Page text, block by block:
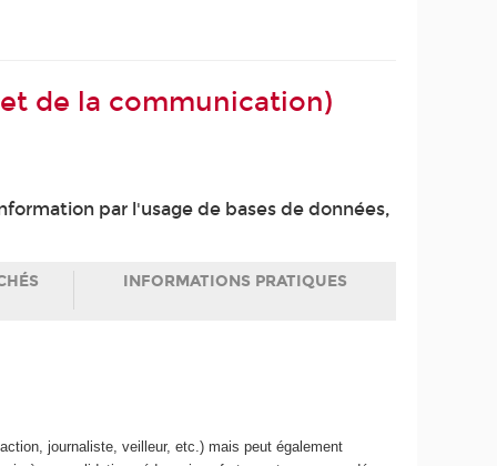
de la communication)
par l'usage de bases de données,
INFORMATIONS PRATIQUES
journaliste, veilleur, etc.) mais peut également